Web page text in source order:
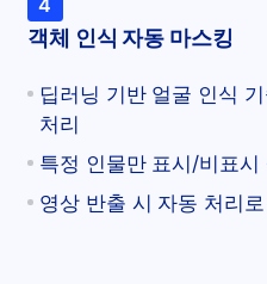
4
객체 인식 자동 마스킹
딥러닝 기반 얼굴 인식
처리
특정 인물만 표시/비표시
영상 반출 시 자동 처리